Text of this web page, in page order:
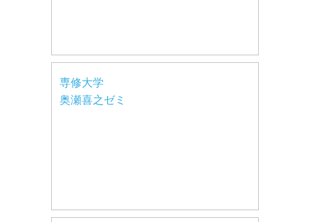
専修大学
奥瀬喜之ゼミ